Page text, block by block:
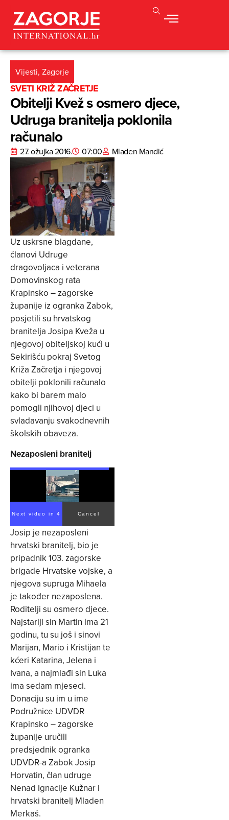
Vijesti, Zagorje
SVETI KRIŽ ZAČRETJE
Obitelji Kvež s osmero djece,
Udruga branitelja poklonila
računalo
27. ožujka 2016. 07:00 Mladen Mandić
Uz uskrsne blagdane,
članovi Udruge
dragovoljaca i veterana
Domovinskog rata
Krapinsko – zagorske
županije iz ogranka Zabok,
posjetili su hrvatskog
branitelja Josipa Kveža u
njegovoj obiteljskoj kući u
Sekirišću pokraj Svetog
Križa Začretja i njegovoj
obitelji poklonili računalo
kako bi barem malo
pomogli njihovoj djeci u
svladavanju svakodnevnih
školskih obaveza.
Nezaposleni branitelj
Next video in 4 Cancel
Josip je nezaposleni
hrvatski branitelj, bio je
pripadnik 103. zagorske
brigade Hrvatske vojske, a
njegova supruga Mihaela
je također nezaposlena.
Roditelji su osmero djece.
Najstariji sin Martin ima 21
godinu, tu su još i sinovi
Marijan, Mario i Kristijan te
kćeri Katarina, Jelena i
Ivana, a najmlađi sin Luka
ima sedam mjeseci.
Donaciju su im u ime
Podružnice UDVDR
Krapinsko – zagorske
županije uručili
predsjednik ogranka
UDVDR-a Zabok Josip
Horvatin, član udruge
Nenad Ignacije Kužnar i
hrvatski branitelj Mladen
Merkaš.